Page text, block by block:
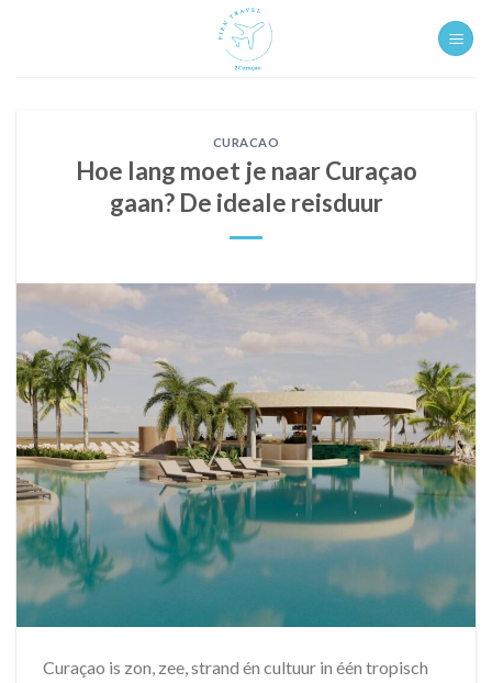
CURACAO
Hoe lang moet je naar Curaçao
gaan? De ideale reisduur
Curaçao is zon, zee, strand én cultuur in één tropisch